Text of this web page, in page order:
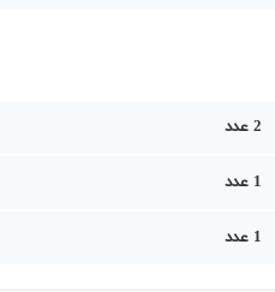
2 عدد
1 عدد
1 عدد